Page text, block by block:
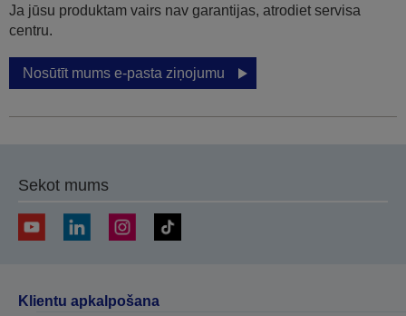
Ja jūsu produktam vairs nav garantijas, atrodiet servisa
centru.
Nosūtīt mums e-pasta ziņojumu
Sekot mums
Klientu apkalpošana